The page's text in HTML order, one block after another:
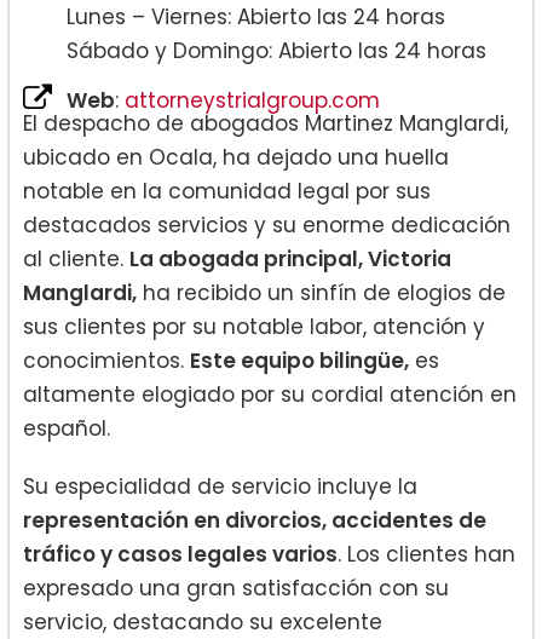
Lunes – Viernes: Abierto las 24 horas
Sábado y Domingo: Abierto las 24 horas
Web: attorneystrialgroup.com
El despacho de abogados Martinez Manglardi,
ubicado en Ocala, ha dejado una huella
notable en la comunidad legal por sus
destacados servicios y su enorme dedicación
al cliente. La abogada principal, Victoria
Manglardi, ha recibido un sinfín de elogios de
sus clientes por su notable labor, atención y
conocimientos. Este equipo bilingüe, es
altamente elogiado por su cordial atención en
español.
Su especialidad de servicio incluye la
representación en divorcios, accidentes de
tráfico y casos legales varios. Los clientes han
expresado una gran satisfacción con su
servicio, destacando su excelente